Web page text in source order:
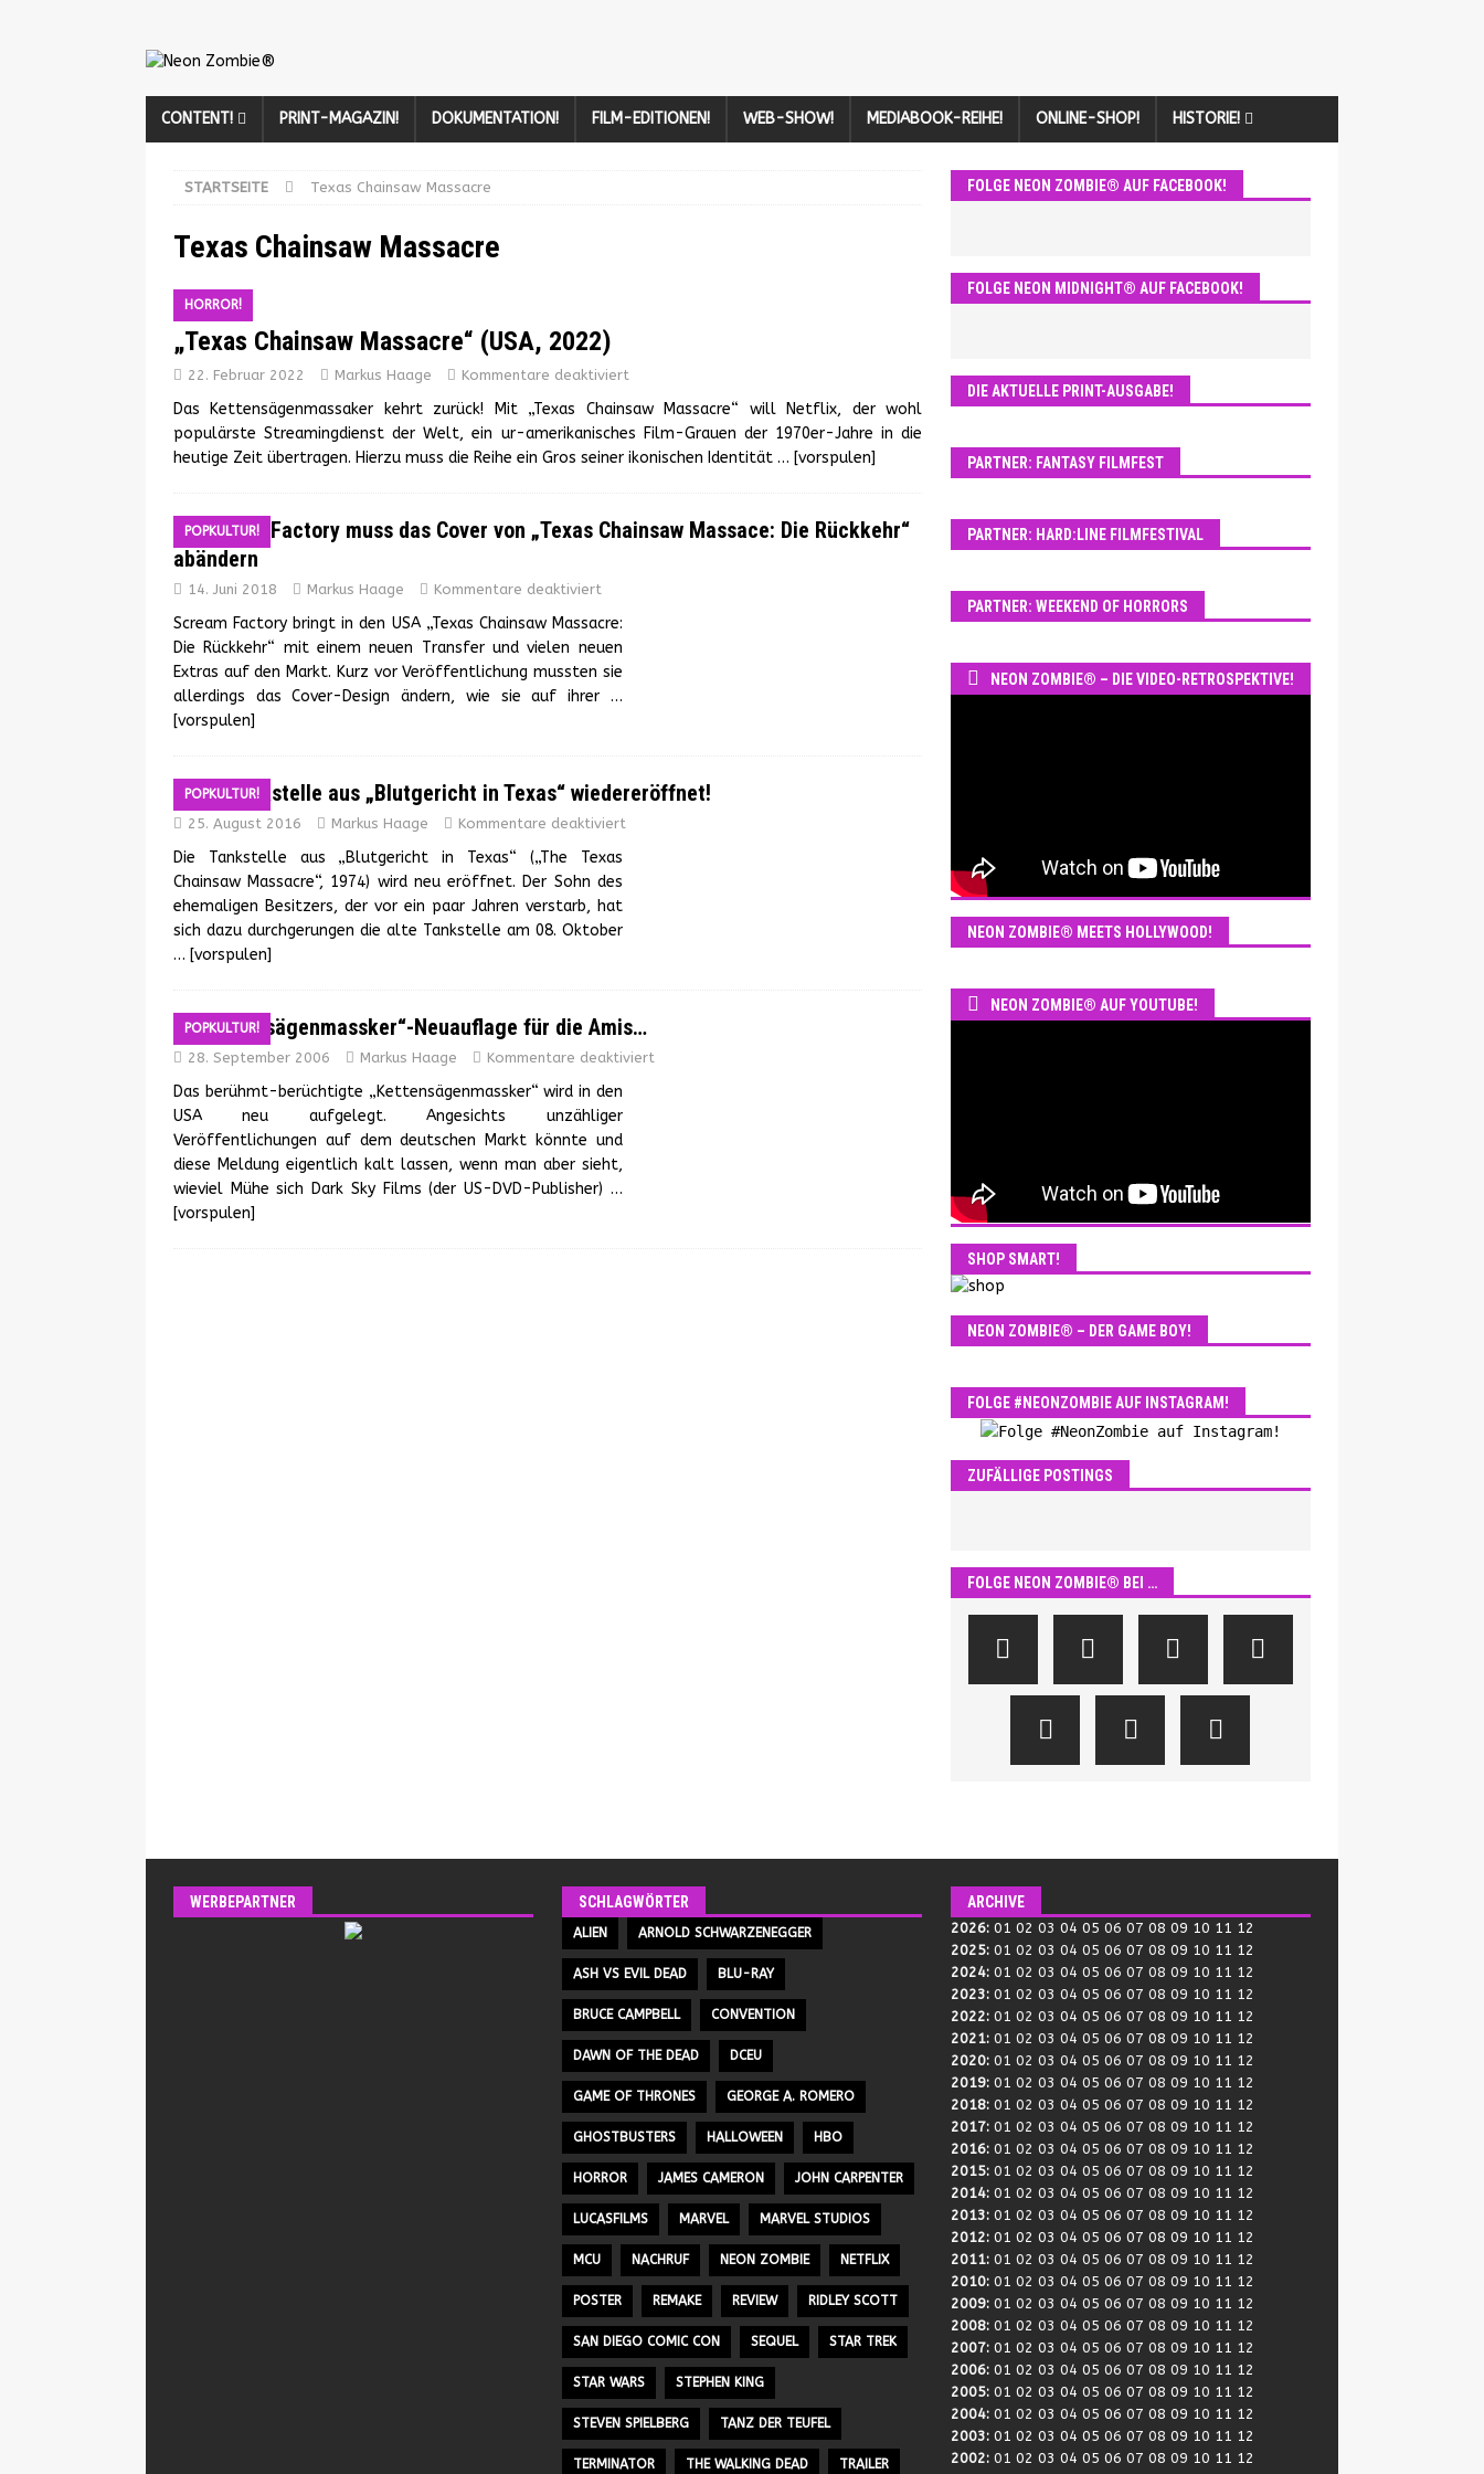
CONTENT! PRINT-MAGAZIN! DOKUMENTATION! FILM-EDITIONEN! WEB-SHOW! MEDIABOOK-REIHE! ONLINE-SHOP! HISTORIE!
STARTSEITE Texas Chainsaw Massacre
Texas Chainsaw Massacre
HORROR!
„Texas Chainsaw Massacre“ (USA, 2022)
22. Februar 2022 Markus Haage Kommentare deaktiviert
Das Kettensägenmassaker kehrt zurück! Mit „Texas Chainsaw Massacre“ will Netflix, der wohl
populärste Streamingdienst der Welt, ein ur-amerikanisches Film-Grauen der 1970er-Jahre in die
heutige Zeit übertragen. Hierzu muss die Reihe ein Gros seiner ikonischen Identität … [vorspulen]
POPKULTUR!
Scream Factory muss das Cover von „Texas Chainsaw Massace: Die Rückkehr“
abändern
14. Juni 2018 Markus Haage Kommentare deaktiviert
Scream Factory bringt in den USA „Texas Chainsaw Massacre:
Die Rückkehr“ mit einem neuen Transfer und vielen neuen
Extras auf den Markt. Kurz vor Veröffentlichung mussten sie
allerdings das Cover-Design ändern, wie sie auf ihrer …
[vorspulen]
POPKULTUR!
Die Tankstelle aus „Blutgericht in Texas“ wiedereröffnet!
25. August 2016 Markus Haage Kommentare deaktiviert
Die Tankstelle aus „Blutgericht in Texas“ („The Texas
Chainsaw Massacre“, 1974) wird neu eröffnet. Der Sohn des
ehemaligen Besitzers, der vor ein paar Jahren verstarb, hat
sich dazu durchgerungen die alte Tankstelle am 08. Oktober
… [vorspulen]
POPKULTUR!
„Kettensägenmassker“-Neuauflage für die Amis…
28. September 2006 Markus Haage Kommentare deaktiviert
Das berühmt-berüchtigte „Kettensägenmassker“ wird in den
USA neu aufgelegt. Angesichts unzähliger
Veröffentlichungen auf dem deutschen Markt könnte und
diese Meldung eigentlich kalt lassen, wenn man aber sieht,
wieviel Mühe sich Dark Sky Films (der US-DVD-Publisher) …
[vorspulen]
FOLGE NEON ZOMBIE® AUF FACEBOOK!
FOLGE NEON MIDNIGHT® AUF FACEBOOK!
DIE AKTUELLE PRINT-AUSGABE!
PARTNER: FANTASY FILMFEST
PARTNER: HARD:LINE FILMFESTIVAL
PARTNER: WEEKEND OF HORRORS
NEON ZOMBIE® – DIE VIDEO-RETROSPEKTIVE!
NEON ZOMBIE® MEETS HOLLYWOOD!
NEON ZOMBIE® AUF YOUTUBE!
SHOP SMART!
NEON ZOMBIE® – DER GAME BOY!
FOLGE #NEONZOMBIE AUF INSTAGRAM!
ZUFÄLLIGE POSTINGS
FOLGE NEON ZOMBIE® BEI …
WERBEPARTNER SCHLAGWÖRTER
ALIEN ARNOLD SCHWARZENEGGER
ASH VS EVIL DEAD BLU-RAY
BRUCE CAMPBELL CONVENTION
DAWN OF THE DEAD DCEU
GAME OF THRONES GEORGE A. ROMERO
GHOSTBUSTERS HALLOWEEN HBO
HORROR JAMES CAMERON JOHN CARPENTER
LUCASFILMS MARVEL MARVEL STUDIOS
MCU NACHRUF NEON ZOMBIE NETFLIX
POSTER REMAKE REVIEW RIDLEY SCOTT
SAN DIEGO COMIC CON SEQUEL STAR TREK
STAR WARS STEPHEN KING
STEVEN SPIELBERG TANZ DER TEUFEL
TERMINATOR THE WALKING DEAD TRAILER
ARCHIVE
2026: 01 02 03 04 05 06 07 08 09 10 11 12
2025: 01 02 03 04 05 06 07 08 09 10 11 12
2024: 01 02 03 04 05 06 07 08 09 10 11 12
2023: 01 02 03 04 05 06 07 08 09 10 11 12
2022: 01 02 03 04 05 06 07 08 09 10 11 12
2021: 01 02 03 04 05 06 07 08 09 10 11 12
2020: 01 02 03 04 05 06 07 08 09 10 11 12
2019: 01 02 03 04 05 06 07 08 09 10 11 12
2018: 01 02 03 04 05 06 07 08 09 10 11 12
2017: 01 02 03 04 05 06 07 08 09 10 11 12
2016: 01 02 03 04 05 06 07 08 09 10 11 12
2015: 01 02 03 04 05 06 07 08 09 10 11 12
2014: 01 02 03 04 05 06 07 08 09 10 11 12
2013: 01 02 03 04 05 06 07 08 09 10 11 12
2012: 01 02 03 04 05 06 07 08 09 10 11 12
2011: 01 02 03 04 05 06 07 08 09 10 11 12
2010: 01 02 03 04 05 06 07 08 09 10 11 12
2009: 01 02 03 04 05 06 07 08 09 10 11 12
2008: 01 02 03 04 05 06 07 08 09 10 11 12
2007: 01 02 03 04 05 06 07 08 09 10 11 12
2006: 01 02 03 04 05 06 07 08 09 10 11 12
2005: 01 02 03 04 05 06 07 08 09 10 11 12
2004: 01 02 03 04 05 06 07 08 09 10 11 12
2003: 01 02 03 04 05 06 07 08 09 10 11 12
2002: 01 02 03 04 05 06 07 08 09 10 11 12